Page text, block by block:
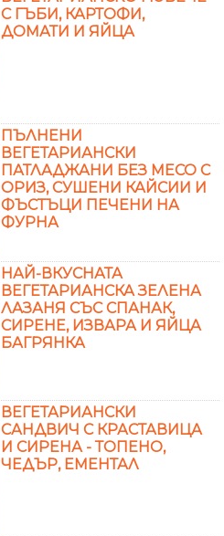
С ГЪБИ, КАРТОФИ,
ДОМАТИ И ЯЙЦА
ПЪЛНЕНИ
ВЕГЕТАРИАНСКИ
ПАТЛАДЖАНИ БЕЗ МЕСО С
ОРИЗ, СУШЕНИ КАЙСИИ И
ФЪСТЪЦИ ПЕЧЕНИ НА
ФУРНА
НАЙ-ВКУСНАТА
ВЕГЕТАРИАНСКА ЗЕЛЕНА
ЛАЗАНЯ СЪС СПАНАК,
СИРЕНЕ, ИЗВАРА И ЯЙЦА
БАГРЯНКА
ВЕГЕТАРИАНСКИ
САНДВИЧ С КРАСТАВИЦА
И СИРЕНА - ТОПЕНО,
ЧЕДЪР, ЕМЕНТАЛ